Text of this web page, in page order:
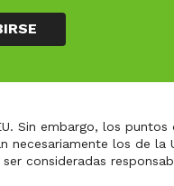
Sin embargo, los
los de la
consideradas